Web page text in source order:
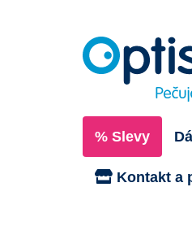
% Slevy
Kontakt a